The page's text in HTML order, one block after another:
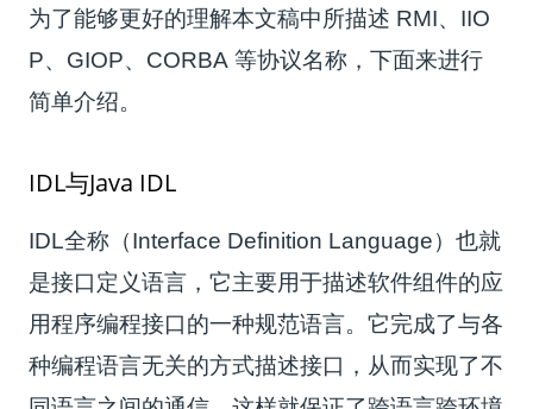
为了能够更好的理解本文稿中所描述 RMI、IIO
P、GIOP、CORBA 等协议名称，下面来进行
简单介绍。
IDL与Java IDL
IDL全称（Interface Definition Language）也就
是接口定义语言，它主要用于描述软件组件的应
用程序编程接口的一种规范语言。它完成了与各
种编程语言无关的方式描述接口，从而实现了不